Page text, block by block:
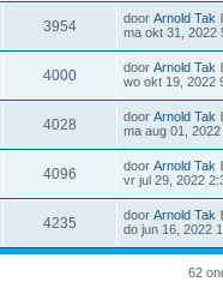
3954 door Arnold Tak
ma okt 31, 2022
4000 door Arnold Tak
wo okt 19, 2022
4028 door Arnold Tak
ma aug 01,
4096 door Arnold Tak
vr jul 29, 2022
4235 door Arnold Tak
do jun 16, 2022
62